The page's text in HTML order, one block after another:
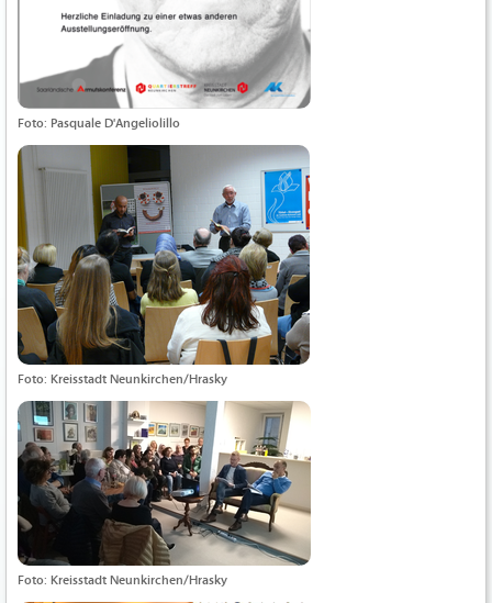
Foto: Pasquale D'Angeliolillo
Foto: Kreisstadt Neunkirchen/Hrasky
Foto: Kreisstadt Neunkirchen/Hrasky